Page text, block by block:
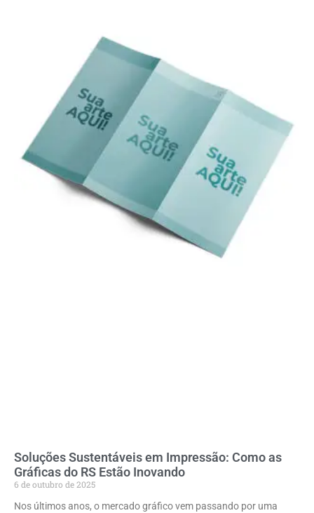
Soluções Sustentáveis em Impressão: Como as
Gráficas do RS Estão Inovando
6 de outubro de 2025
Nos últimos anos, o mercado gráfico vem passando por uma